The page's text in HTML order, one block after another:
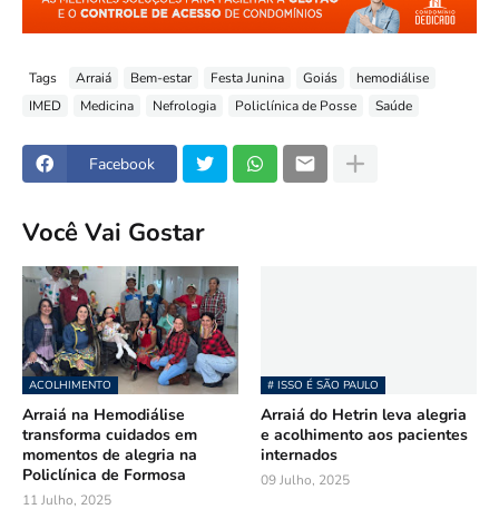
Tags Arraiá Bem-estar Festa Junina Goiás
hemodiálise
IMED
Medicina Nefrologia Policlínica de Posse Saúde
Facebook
Você Vai Gostar
ACOLHIMENTO
Arraiá na Hemodiálise
transforma cuidados em
momentos de alegria na
Policlínica de Formosa
11 Julho, 2025
# ISSO É SÃO PAULO
Arraiá do Hetrin leva alegria
e acolhimento aos pacientes
internados
09 Julho, 2025